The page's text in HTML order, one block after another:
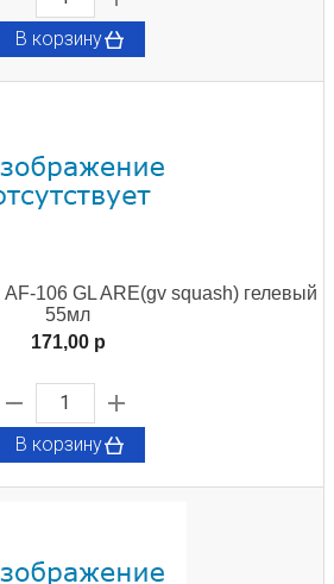
В корзину
106 GL ARE(gv squash) гелевый
55мл
171,00 p
В корзину